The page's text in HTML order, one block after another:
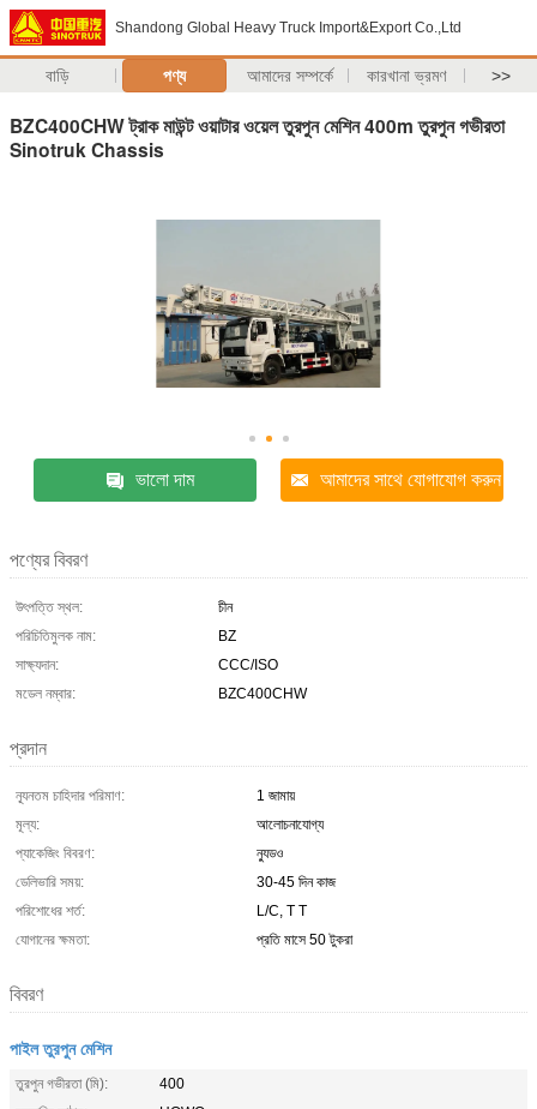
Shandong Global Heavy Truck Import&Export Co.,Ltd
বাড়ি পণ্য আমাদের সম্পর্কে কারখানা ভ্রমণ >>
BZC400CHW ট্রাক মাউন্ট ওয়াটার ওয়েল তুরপুন মেশিন 400m তুরপুন গভীরতা
Sinotruk Chassis
ভালো দাম আমাদের সাথে যোগাযোগ করুন
পণ্যের বিবরণ
উৎপত্তি স্থল:
চীন
পরিচিতিমুলক নাম:
BZ
সাক্ষ্যদান:
CCC/ISO
মডেল নম্বার:
BZC400CHW
প্রদান
ন্যূনতম চাহিদার পরিমাণ:
1 জামায়
মূল্য:
আলোচনাযোগ্য
প্যাকেজিং বিবরণ:
ন্যুডও
ডেলিভারি সময়:
30-45 দিন কাজ
পরিশোধের শর্ত:
L/C, T T
যোগানের ক্ষমতা:
প্রতি মাসে 50 টুকরা
বিবরণ
পাইল তুরপুন মেশিন
তুরপুন গভীরতা (মি):
400